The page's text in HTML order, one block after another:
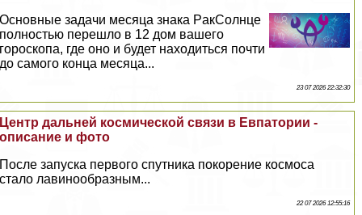
Основные задачи месяца знака PaкСолнце
полностью перешло в 12 дом вашего
гороскопа, где оно и будет находиться почти
до самого конца месяца...
23 07 2026 22:32:30
Центр дальней космической связи в Евпатории -
описание и фото
После запуска первого спутника покорение космоса
стало лавинообразным...
22 07 2026 12:55:16